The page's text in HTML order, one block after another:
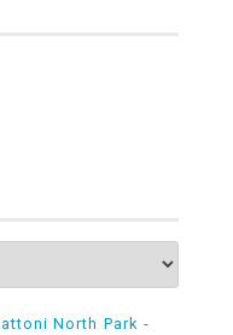
North Park -